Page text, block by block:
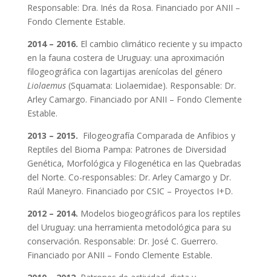
Responsable: Dra. Inés da Rosa. Financiado por ANII –
Fondo Clemente Estable.
2014 – 2016. El cambio climático reciente y su impacto
en la fauna costera de Uruguay: una aproximación
filogeográfica con lagartijas arenícolas del género
Liolaemus(Squamata: Liolaemidae). Responsable: Dr.
Arley Camargo. Financiado por ANII – Fondo Clemente
Estable.
2013 – 2015. Filogeografía Comparada de Anfibios y
Reptiles del Bioma Pampa: Patrones de Diversidad
Genética, Morfológica y Filogenética en las Quebradas
del Norte. Co-responsables: Dr. Arley Camargo y Dr.
Raúl Maneyro. Financiado por CSIC – Proyectos I+D.
2012 – 2014. Modelos biogeográficos para los reptiles
del Uruguay: una herramienta metodológica para su
conservación. Responsable: Dr. José C. Guerrero.
Financiado por ANII – Fondo Clemente Estable.